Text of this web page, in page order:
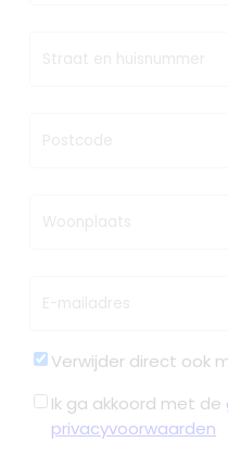
Straat en huisnummer
Postcode
Woonplaats
E-mailadres
Verwijder direct ook
Ik ga akkoord met de
privacyvoorwaarden